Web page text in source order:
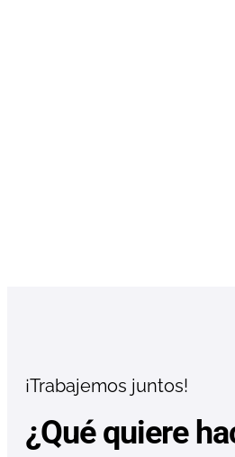
¡Trabajemos juntos!
¿Qué quiere